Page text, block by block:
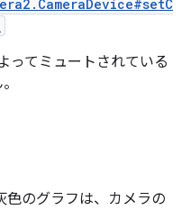
ってミュートされている
色のグラフは、カメラの